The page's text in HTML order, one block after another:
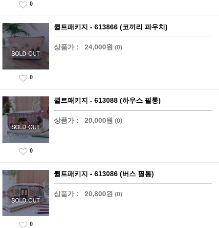
0
퀼트패키지 - 613866 (코끼리 파우치)
상품가 : 24,000원 (0)
0
퀼트패키지 - 613088 (하우스 필통)
상품가 : 20,000원 (0)
0
퀼트패키지 - 613086 (버스 필통)
상품가 : 20,800원 (0)
0